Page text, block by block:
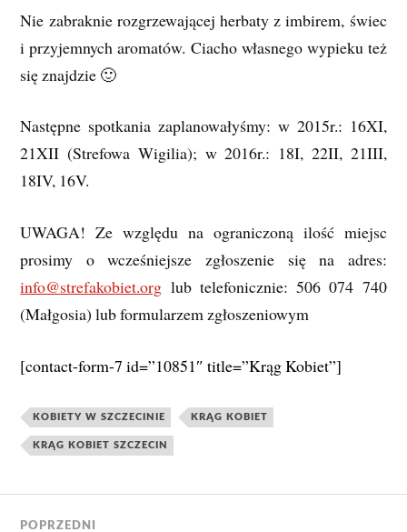
Nie zabraknie rozgrzewającej herbaty z imbirem, świec
i przyjemnych aromatów. Ciacho własnego wypieku też
się znajdzie 🙂
Następne spotkania zaplanowałyśmy: w 2015r.: 16XI,
21XII (Strefowa Wigilia); w 2016r.: 18I, 22II, 21III,
18IV, 16V.
UWAGA! Ze względu na ograniczoną ilość miejsc
prosimy o wcześniejsze zgłoszenie się na adres:
info@strefakobiet.org lub telefonicznie: 506 074 740
(Małgosia) lub formularzem zgłoszeniowym
[contact-form-7 id=”10851″ title=”Krąg Kobiet”]
KOBIETY W SZCZECINIE KRĄG KOBIET
KRĄG KOBIET SZCZECIN
POPRZEDNI